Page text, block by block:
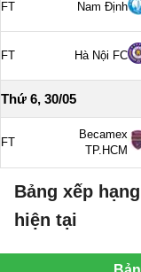
Bảng xếp
hiện tại